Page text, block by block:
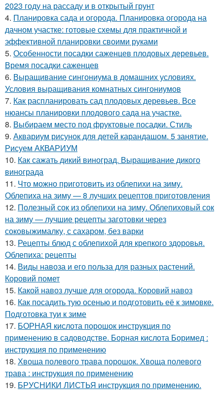
2023 году на рассаду и в открытый грунт
4. Планировка сада и огорода. Планировка огорода на
дачном участке: готовые схемы для практичной и
эффективной планировки своими руками
5. Особенности посадки саженцев плодовых деревьев.
Время посадки саженцев
6. Выращивание сингониума в домашних условиях.
Условия выращивания комнатных сингониумов
7. Как распланировать сад плодовых деревьев. Все
нюансы планировки плодового сада на участке.
8. Выбираем место под фруктовые посадки. Стиль
9. Аквариум рисунок для детей карандашом. 5 занятие.
Рисуем АКВАРИУМ
10. Как сажать дикий виноград. Выращивание дикого
винограда
11. Что можно приготовить из облепихи на зиму.
Облепиха на зиму — 8 лучших рецептов приготовления
12. Полезный сок из облепихи на зиму. Облепиховый сок
на зиму — лучшие рецепты заготовки через
соковыжималку, с сахаром, без варки
13. Рецепты блюд с облепихой для крепкого здоровья.
Облепиха: рецепты
14. Виды навоза и его польза для разных растений.
Коровий помет
15. Какой навоз лучше для огорода. Коровий навоз
16. Как посадить тую осенью и подготовить её к зимовке.
Подготовка туи к зиме
17. БОРНАЯ кислота порошок инструкция по
применению в садоводстве. Борная кислота Боримед :
инструкция по применению
18. Хвоща полевого трава порошок. Хвоща полевого
трава : инструкция по применению
19. БРУСНИКИ ЛИСТЬЯ инструкция по применению.